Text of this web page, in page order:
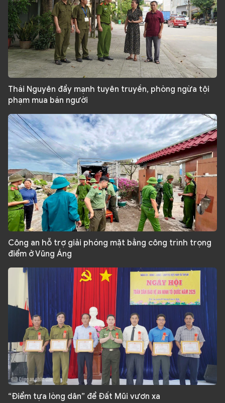
Thái Nguyên đẩy mạnh tuyên truyền, phòng ngừa tội
phạm mua bán người
Công an hỗ trợ giải phóng mặt bằng công trình trọng
điểm ở Vũng Áng
“Điểm tựa lòng dân” để Đất Mũi vươn xa